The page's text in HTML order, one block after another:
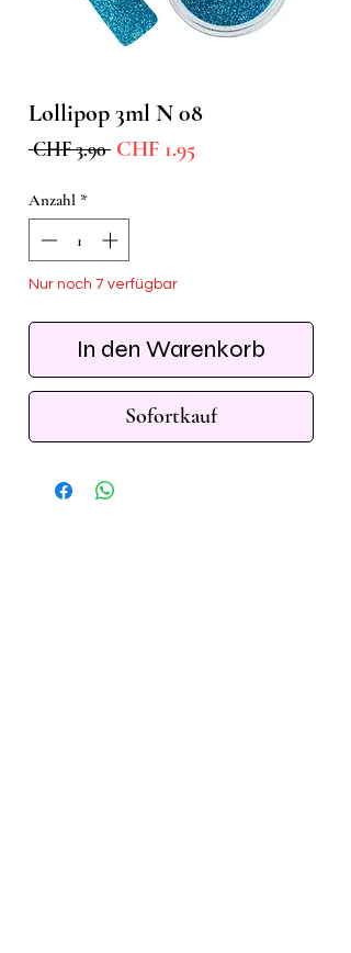
Lollipop 3ml N 08
CHF 3.90 Standardpreis
CHF 1.95
Anzahl *
Nur noch 7 verfügbar
In den Warenkorb
Sofortkauf